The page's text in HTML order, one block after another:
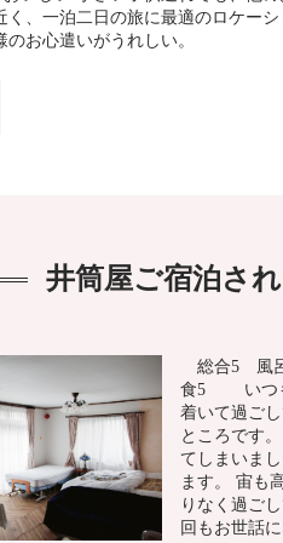
く、一泊二日の旅に最適のロケー
のお心遣いがうれしい。
井筒屋ご宿泊さ
総合5 風
食5 いつも
着いて過ご
ところです
てしまいま
ます。 宙も
りなく過ご
回もお世話